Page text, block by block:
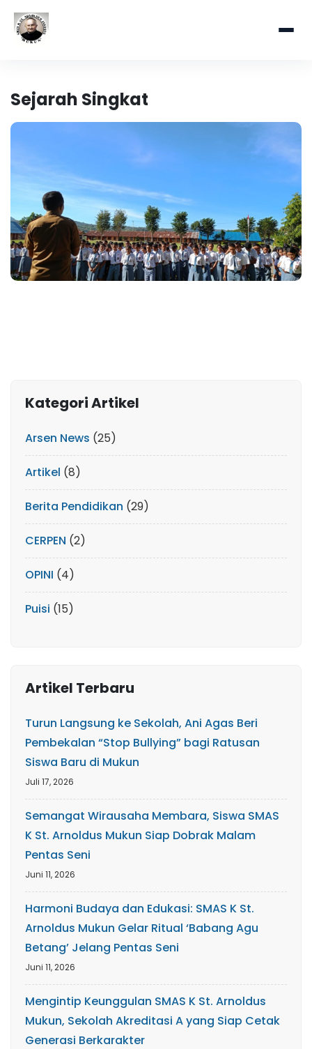
Sejarah Singkat
Kategori Artikel
Arsen News (25)
Artikel (8)
Berita Pendidikan (29)
CERPEN (2)
OPINI (4)
Puisi (15)
Artikel Terbaru
Turun Langsung ke Sekolah, Ani Agas Beri
Pembekalan “Stop Bullying” bagi Ratusan
Siswa Baru di Mukun
Juli 17, 2026
Semangat Wirausaha Membara, Siswa SMAS
K St. Arnoldus Mukun Siap Dobrak Malam
Pentas Seni
Juni 11, 2026
Harmoni Budaya dan Edukasi: SMAS K St.
Arnoldus Mukun Gelar Ritual ‘Babang Agu
Betang’ Jelang Pentas Seni
Juni 11, 2026
Mengintip Keunggulan SMAS K St. Arnoldus
Mukun, Sekolah Akreditasi A yang Siap Cetak
Generasi Berkarakter